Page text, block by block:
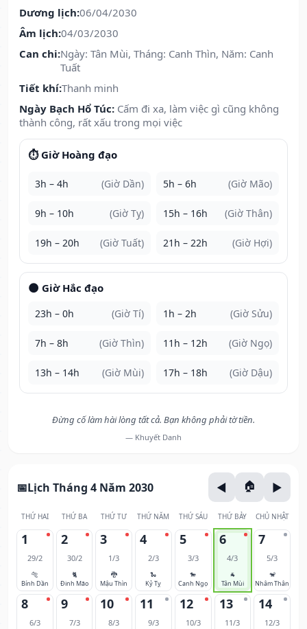
Dương lịch:06/04/2030
Âm lịch:04/03/2030
Can chi:Ngày: Tân Mùi, Tháng: Canh Thìn, Năm: Canh
Tuất
Tiết khí:Thanh minh
Ngày Bạch Hổ Túc: Cấm đi xa, làm việc gì cũng không
thành công, rất xấu trong mọi việc
⏱️ Giờ Hoàng đạo
3h – 4h (Giờ Dần) 5h – 6h (Giờ Mão)
9h – 10h (Giờ Tỵ) 15h – 16h (Giờ Thân)
19h – 20h (Giờ Tuất) 21h – 22h (Giờ Hợi)
🌑 Giờ Hắc đạo
23h – 0h (Giờ Tí) 1h – 2h (Giờ Sửu)
7h – 8h (Giờ Thìn) 11h – 12h (Giờ Ngọ)
13h – 14h (Giờ Mùi) 17h – 18h (Giờ Dậu)
Đừng cố làm hài lòng tất cả. Bạn không phải tờ tiền.
— Khuyết Danh
Lịch Tháng 4 Năm 2030
THỨ HAI THỨ BA THỨ TƯ THỨ NĂM THỨ SÁU THỨ BẢY CHỦ NHẬT
1
29/2
🐅
Bính Dần
2
30/2
🐈
Đinh Mão
3
1/3
🐉
Mậu Thìn
4
2/3
🐍
Kỷ Tỵ
5
3/3
🐎
Canh Ngọ
6
4/3
🐐
Tân Mùi
7
5/3
🐒
Nhâm Thân
8
6/3
9
7/3
10
8/3
11
9/3
12
10/3
13
11/3
14
12/3